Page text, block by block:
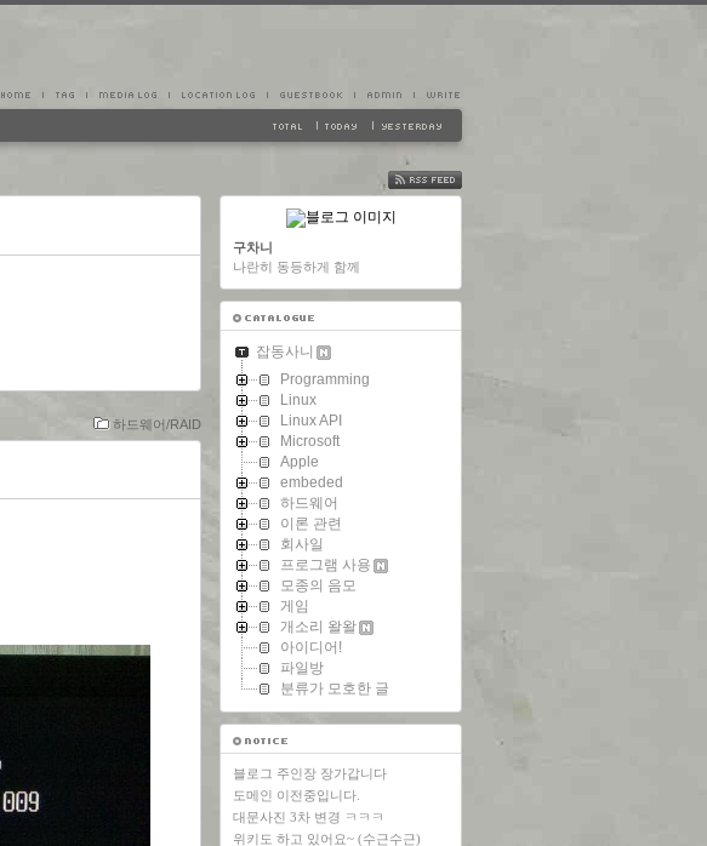
하드웨어/RAID
FEED
구차니
나란히 동등하게 함께
잡동사니
Programming
Linux
Linux API
Microsoft
Apple
embeded
하드웨어
이론 관련
회사일
프로그램 사용
모종의 음모
게임
개소리 왈왈
아이디어!
파일방
분류가 모호한 글
블로그 주인장 장가갑니다
도메인 이전중입니다.
대문사진 3차 변경 ㅋㅋㅋ
위키도 하고 있어요~ (수근수근)